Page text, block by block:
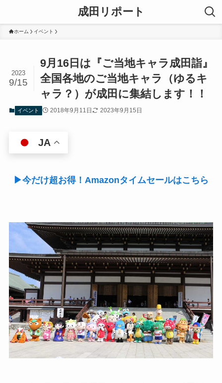
成田リポート
ホーム イベント
9月16日は『ご当地キャラ成田詣』
全国各地のご当地キャラ（ゆるキ
ャラ？）が成田に集結します！！
2023
9/15
イベント 2018年9月11日 2023年9月15日
JA
▶今だけ超お得！Amazonタイムセールはこちら